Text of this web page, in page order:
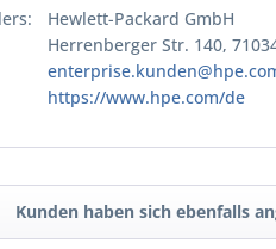
Hewlett-Packard GmbH
Herrenberger Str. 140,
https://www.hpe.com/de
Kunden haben sich ebenfalls